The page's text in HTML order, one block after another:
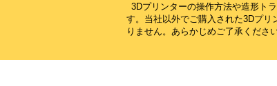
3Dプリンターの操作方法や造形ト
す。当社以外でご購入された3Dプ
りません。 あらかじめご了承くださ